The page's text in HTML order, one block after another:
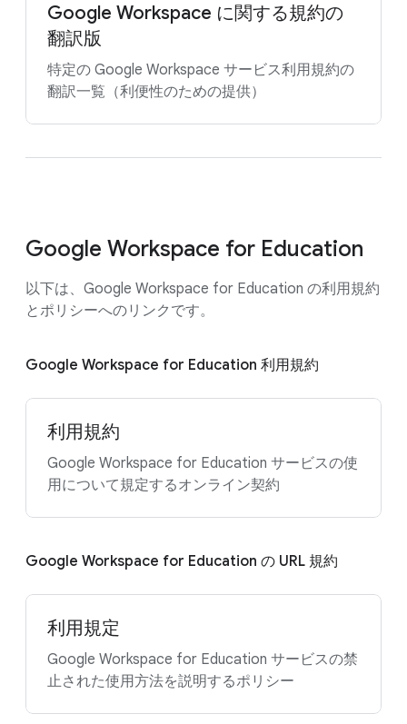
Google Workspace に関する規約の
翻訳版
特定の Google Workspace サービス利用規約の
翻訳一覧（利便性のための提供）
Google Workspace for Education
以下は、Google Workspace for Education の利用規約
とポリシーへのリンクです。
Google Workspace for Education 利用規約
利用規約
Google Workspace for Education サービスの使
用について規定するオンライン契約
Google Workspace for Education の URL 規約
利用規定
Google Workspace for Education サービスの禁
止された使用方法を説明するポリシー